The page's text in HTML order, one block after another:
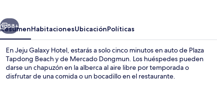
Siguiente
58+
ResumenHabitacionesUbicaciónPolíticas
En Jeju Galaxy Hotel, estarás a solo cinco minutos en auto de Plaza
Tapdong Beach y de Mercado Dongmun. Los huéspedes pueden
darse un chapuzón en la alberca al aire libre por temporada o
disfrutar de una comida o un bocadillo en el restaurante.